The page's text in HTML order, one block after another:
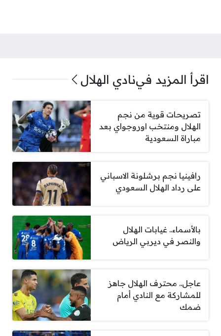
اقرأ المزيد فينادي الهلال
تصريحات قوية من نجم
الهلال ومنتخب اوروجواي بعد
مباراة السعودية
رافينيا نجم برشلونة الاسباني
على رداد الهلال السعودي
بالأسماء.. غيابات الهلال
والنصر في ديربي الرياض
عاجل.. محترف الهلال جاهز
للمشاركة مع النادي أمام
ضمك